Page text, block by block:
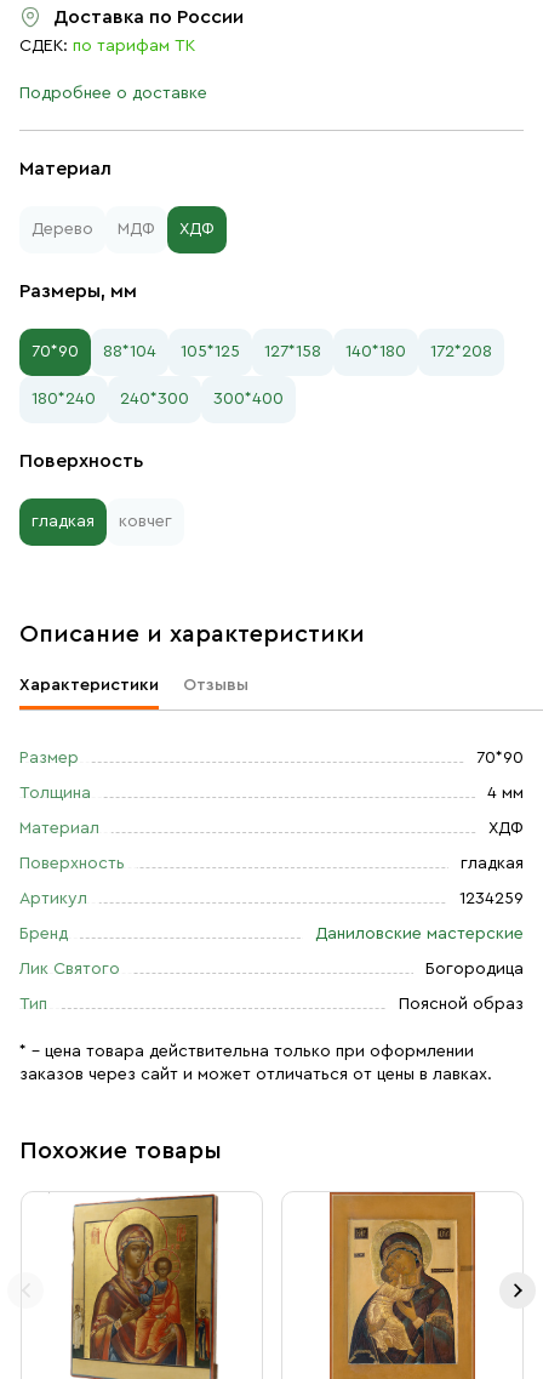
Материал
Дерево МДФ ХДФ
Размеры, мм
70*90 88*104 105*125 127*158 140*180 172*208
180*240 240*300 300*400
Поверхность
гладкая ковчег
Доставка по России
СДЕК: по тарифам ТК
Подробнее о доставке
Описание и характеристики
Характеристики Отзывы
Размер 70*90
Толщина 4 мм
Материал ХДФ
Поверхность гладкая
Артикул 1234259
Бренд Даниловские мастерские
Лик Святого Богородица
Тип Поясной образ
* – цена товара действительна только при оформлении
заказов через сайт и может отличаться от цены в лавках.
Похожие товары